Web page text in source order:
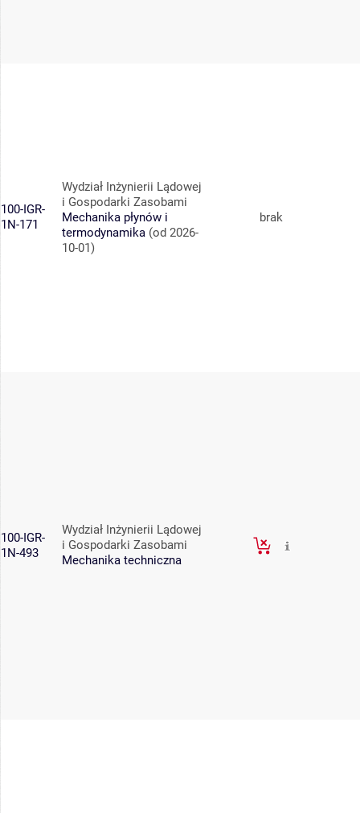
100-IGR-
1N-171
Wydział Inżynierii Lądowej
i Gospodarki Zasobami
Mechanika płynów i
termodynamika (od 2026-
10-01)
brak
100-IGR-
1N-493
Wydział Inżynierii Lądowej
i Gospodarki Zasobami
Mechanika techniczna